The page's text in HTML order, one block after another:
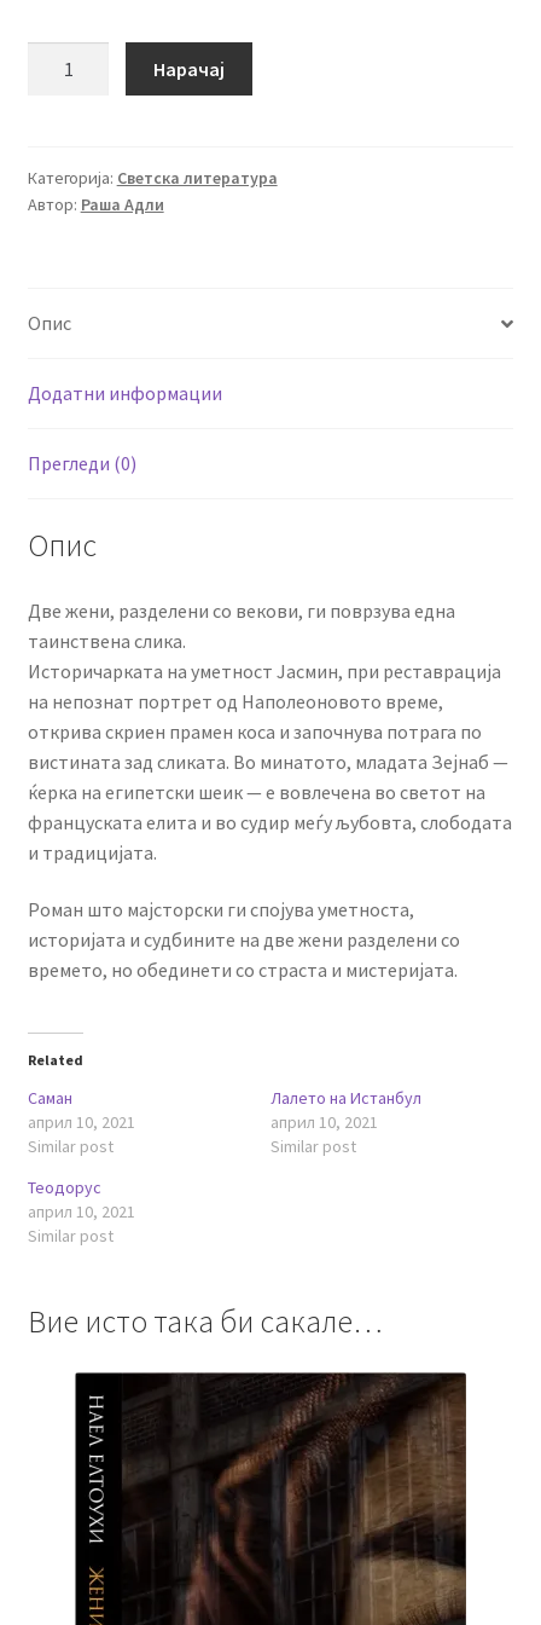
Нарачај
Категорија: Светска литература
Автор: Раша Адли
Опис
Додатни информации
Прегледи (0)
Опис
Две жени, разделени со векови, ги поврзува една
таинствена слика.
Историчарката на уметност Јасмин, при реставрација
на непознат портрет од Наполеоновото време,
открива скриен прамен коса и започнува потрага по
вистината зад сликата. Во минатото, младата Зејнаб —
ќерка на египетски шеик — е вовлечена во светот на
француската елита и во судир меѓу љубовта, слободата
и традицијата.
Роман што мајсторски ги спојува уметноста,
историјата и судбините на две жени разделени со
времето, но обединети со страста и мистеријата.
Related
Саман
април 10, 2021
Similar post
Лалето на Истанбул
април 10, 2021
Similar post
Теодорус
април 10, 2021
Similar post
Вие исто така би сакале…